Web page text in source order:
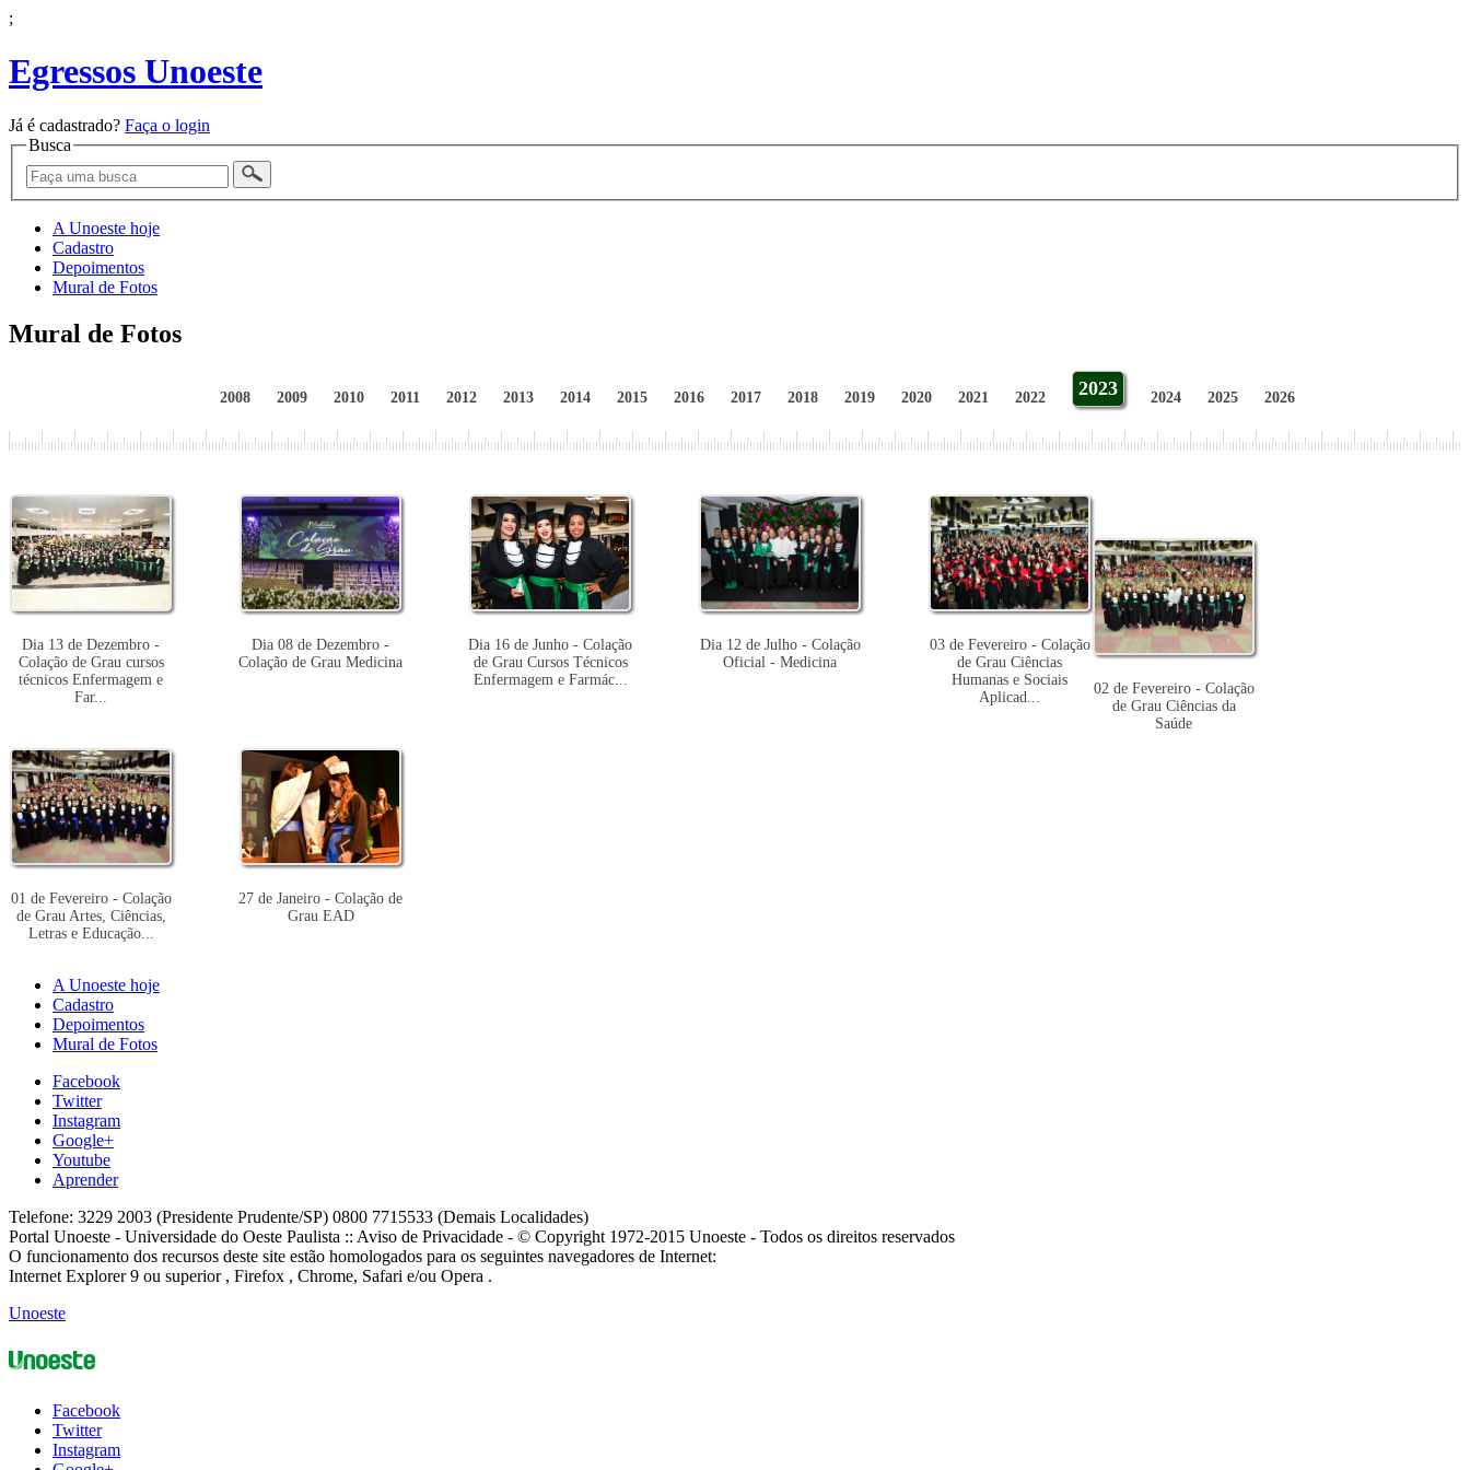
;
Egressos Unoeste
Já é cadastrado? Faça o login
Busca
A Unoeste hoje
Cadastro
Depoimentos
Mural de Fotos
Mural de Fotos
2008 2009 2010 2011 2012 2013 2014 2015 2016 2017 2018 2019 2020 2021 2022 2023 2024 2025 2026
Dia 13 de Dezembro -
Colação de Grau cursos
técnicos Enfermagem e
Far...
Dia 08 de Dezembro -
Colação de Grau Medicina
Dia 16 de Junho - Colação
de Grau Cursos Técnicos
Enfermagem e Farmác...
Dia 12 de Julho - Colação
Oficial - Medicina
03 de Fevereiro - Colação
de Grau Ciências
Humanas e Sociais
Aplicad...
02 de Fevereiro - Colação
de Grau Ciências da
Saúde
01 de Fevereiro - Colação
de Grau Artes, Ciências,
Letras e Educação...
27 de Janeiro - Colação de
Grau EAD
A Unoeste hoje
Cadastro
Depoimentos
Mural de Fotos
Facebook
Twitter
Instagram
Google+
Youtube
Aprender
Telefone: 3229 2003 (Presidente Prudente/SP) 0800 7715533 (Demais Localidades)
Portal Unoeste - Universidade do Oeste Paulista :: Aviso de Privacidade - © Copyright 1972-2015 Unoeste - Todos os direitos reservados
O funcionamento dos recursos deste site estão homologados para os seguintes navegadores de Internet:
Internet Explorer 9 ou superior , Firefox , Chrome, Safari e/ou Opera .
Unoeste
Facebook
Twitter
Instagram